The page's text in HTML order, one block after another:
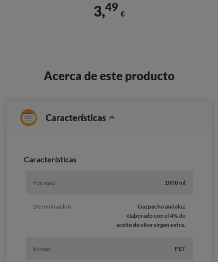
3,49
€
Acerca de este producto
Características
Caracterí­sticas
Formato 1000 ml
Denominación
Gazpacho andaluz
elaborado con el 4% de
aceite de oliva virgen extra.
Envase PET